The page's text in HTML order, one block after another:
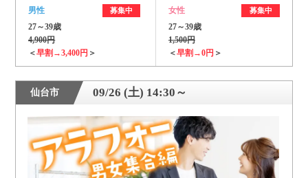
男性 募集中
27～39歳
4,900円
＜早割→3,400円 ＞
女性 募集中
27～39歳
1,500円
＜早割→0円 ＞
仙台市 09/26 (土) 14:30～